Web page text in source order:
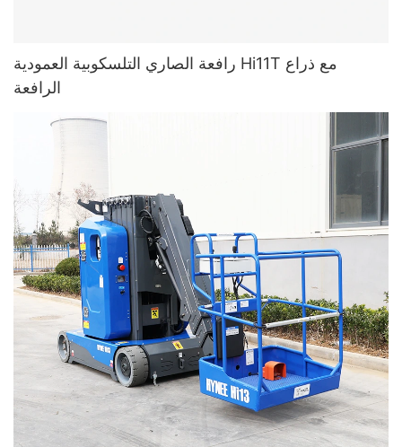
رافعة الصاري التلسكوبية العمودية Hi11T مع ذراع
الرافعة